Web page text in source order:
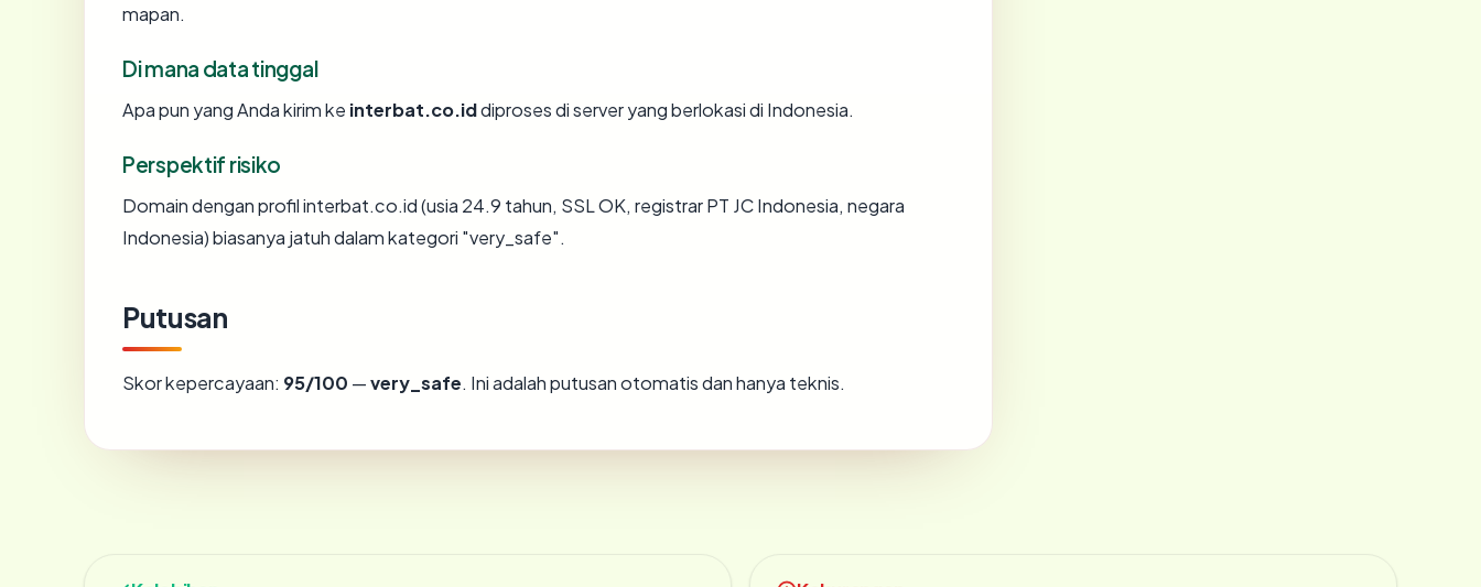
mapan.
Di mana data tinggal
Apa pun yang Anda kirim ke interbat.co.iddiproses di server yang berlokasi di Indonesia.
Perspektif risiko
Domain dengan profil interbat.co.id (usia 24.9 tahun, SSL OK, registrar PT JC Indonesia, negara
Indonesia) biasanya jatuh dalam kategori "very_safe".
Putusan
Skor kepercayaan: 95/100 —very_safe. Ini adalah putusan otomatis dan hanya teknis.